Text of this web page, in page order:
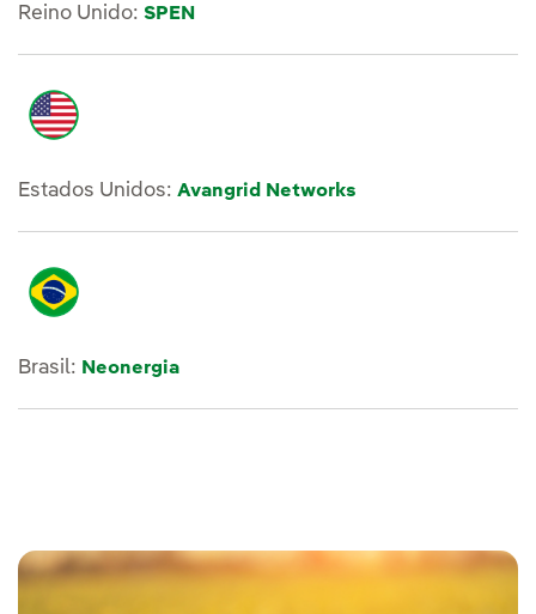
Reino Unido: SPEN
Estados Unidos: Avangrid Networks
Brasil: Neonergia